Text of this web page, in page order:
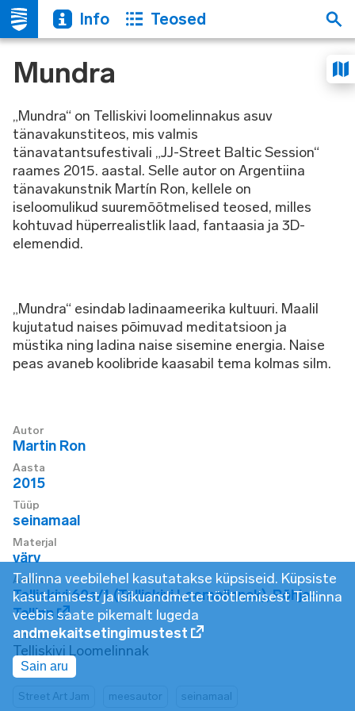
Info Teosed
Mundra
„Mundra“ on Telliskivi loomelinnakus asuv
tänavakunstiteos, mis valmis
tänavatantsufestivali „JJ-Street Baltic Session“
raames 2015. aastal. Selle autor on Argentiina
tänavakunstnik Martín Ron, kellele on
iseloomulikud suuremõõtmelised teosed, milles
kohtuvad hüperrealistlik laad, fantaasia ja 3D-
elemendid.
„Mundra“ esindab ladinaameerika kultuuri. Maalil
kujutatud naises põimuvad meditatsioon ja
müstika ning ladina naise sisemine energia. Naise
peas avaneb koolibride kaasabil tema kolmas silm.
Autor
Martin Ron
Aasta
2015
Tüüp
seinamaal
Materjal
värv
Asukoht
Telliskivi 60a/1 (Telliskivi Loomelinnak),Põhja-
Tallinn
Omanik
Telliskivi Loomelinnak
Street Art Jam meesautor seinamaal
Tallinna veebilehel kasutatakse küpsiseid. Küpsiste
kasutamisest ja isikuandmete töötlemisest Tallinna
veebis saate pikemalt lugeda
andmekaitsetingimustest
Sain aru